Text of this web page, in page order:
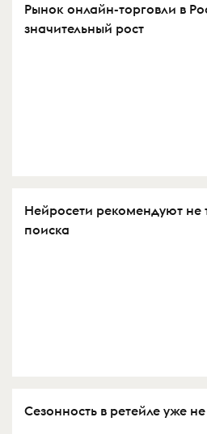
Рынок онлайн-торговли в
значительный рост
Нейросети рекомендуют не
поиска
Сезонность в ретейле уже не